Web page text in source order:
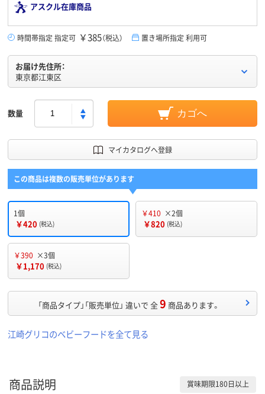
アスクル在庫商品
時間帯指定 指定可 ￥385（税込） 置き場所指定 利用可
お届け先住所：
東京都江東区
数量 カゴへ
マイカタログへ登録
この商品は複数の販売単位があります
1個
￥420 (税込)
￥410 ×2個
￥820 (税込)
￥390 ×3個
￥1,170 (税込)
「商品タイプ」「販売単位」 違いで 全9 商品あります。
江崎グリコのベビーフードを全て見る
商品説明 賞味期限180日以上